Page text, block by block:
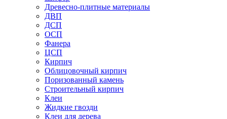
Древесно-плитные материалы
ДВП
ДСП
ОСП
Фанера
ЦСП
Кирпич
Облицовочный кирпич
Поризованный камень
Строительный кирпич
Клеи
Жидкие гвозди
Клеи для дерева